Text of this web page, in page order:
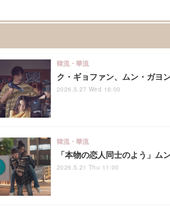
ク・ギョファン、ムン・ガヨ
韓流・華流
2026.5.27 Wed 16:00
「本物の恋人同士のよう」ム
韓流・華流
2026.5.21 Thu 11:00